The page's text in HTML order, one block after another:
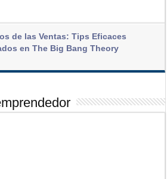
de las Ventas: Tips Eficaces
en The Big Bang Theory